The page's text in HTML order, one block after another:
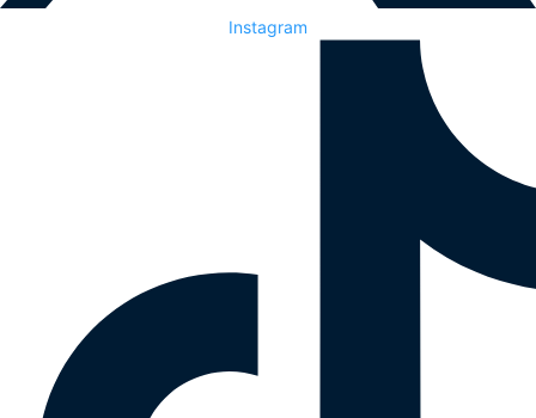
Instagram